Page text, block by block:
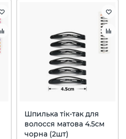
Шпилька тік-так для
волосся матова 4.5см
чорна (2шт)